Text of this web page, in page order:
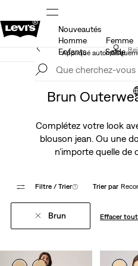
15 % DE
Nouveautés
Homme
Femme
Enfants
Solde
40 % DE RABAIS
Appliqué
Brun
Complétez votre look
blouson jean. Ou une
n’importe quelle de
Filtre / Trier(1) Trier par
Brun Effacer tout